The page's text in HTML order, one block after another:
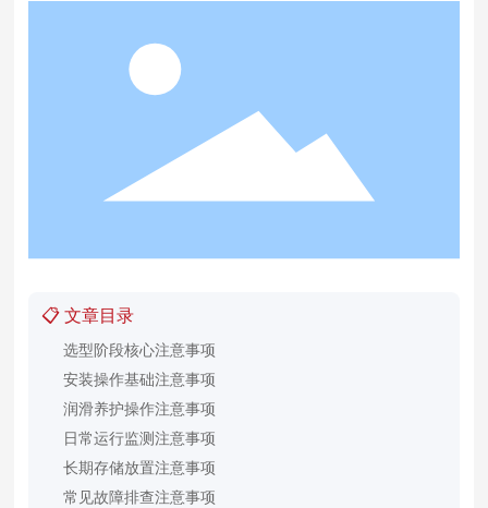
📋 文章目录
选型阶段核心注意事项
安装操作基础注意事项
润滑养护操作注意事项
日常运行监测注意事项
长期存储放置注意事项
常见故障排查注意事项